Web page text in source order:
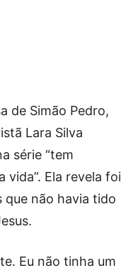
de Simão Pedro,
Lara Silva
série “tem
vida”. Ela revela foi
que não havia tido
Eu não tinha um